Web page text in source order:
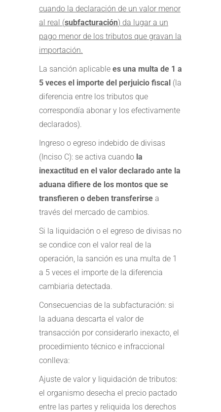
cuando la declaración de un valor menor
al real (subfacturación) da lugar a un
pago menor de los tributos que gravan la
importación.
La sanción aplicable es una multa de 1 a
5 veces el importe del perjuicio fiscal (la
diferencia entre los tributos que
correspondía abonar y los efectivamente
declarados).
Ingreso o egreso indebido de divisas
(Inciso C): se activa cuando la
inexactitud en el valor declarado ante la
aduana difiere de los montos que se
transfieren o deben transferirse a
través del mercado de cambios.
Si la liquidación o el egreso de divisas no
se condice con el valor real de la
operación, la sanción es una multa de 1
a 5 veces el importe de la diferencia
cambiaria detectada.
Consecuencias de la subfacturación: si
la aduana descarta el valor de
transacción por considerarlo inexacto, el
procedimiento técnico e infraccional
conlleva:
Ajuste de valor y liquidación de tributos:
el organismo desecha el precio pactado
entre las partes y reliquida los derechos